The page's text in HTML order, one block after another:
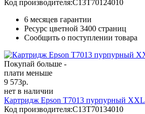
Код производителя:C13T70124010
6 месяцев гарантии
Ресурс цветной 3400 страниц
Сообщить о поступлении товара
Покупай больше -
плати меньше
9 573р.
нет в наличии
Картридж Epson T7013 пурпурный XXL
Код производителя:C13T70134010